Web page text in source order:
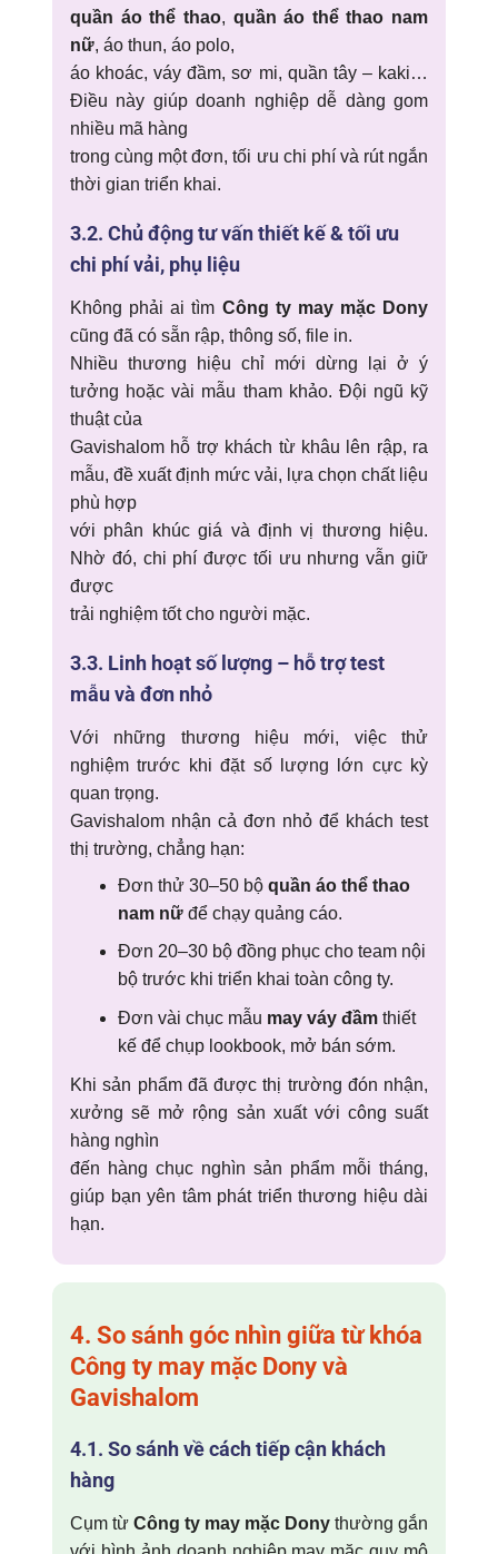
quần áo thể thao, quần áo thể thao nam
nữ, áo thun, áo polo,
áo khoác, váy đầm, sơ mi, quần tây – kaki…
Điều này giúp doanh nghiệp dễ dàng gom
nhiều mã hàng
trong cùng một đơn, tối ưu chi phí và rút ngắn
thời gian triển khai.
3.2. Chủ động tư vấn thiết kế & tối ưu
chi phí vải, phụ liệu
Không phải ai tìm Công ty may mặc Dony
cũng đã có sẵn rập, thông số, file in.
Nhiều thương hiệu chỉ mới dừng lại ở ý
tưởng hoặc vài mẫu tham khảo. Đội ngũ kỹ
thuật của
Gavishalom hỗ trợ khách từ khâu lên rập, ra
mẫu, đề xuất định mức vải, lựa chọn chất liệu
phù hợp
với phân khúc giá và định vị thương hiệu.
Nhờ đó, chi phí được tối ưu nhưng vẫn giữ
được
trải nghiệm tốt cho người mặc.
3.3. Linh hoạt số lượng – hỗ trợ test
mẫu và đơn nhỏ
Với những thương hiệu mới, việc thử
nghiệm trước khi đặt số lượng lớn cực kỳ
quan trọng.
Gavishalom nhận cả đơn nhỏ để khách test
thị trường, chẳng hạn:
Đơn thử 30–50 bộ quần áo thể thao
nam nữđể chạy quảng cáo.
Đơn 20–30 bộ đồng phục cho team nội
bộ trước khi triển khai toàn công ty.
Đơn vài chục mẫu may váy đầmthiết
kế để chụp lookbook, mở bán sớm.
Khi sản phẩm đã được thị trường đón nhận,
xưởng sẽ mở rộng sản xuất với công suất
hàng nghìn
đến hàng chục nghìn sản phẩm mỗi tháng,
giúp bạn yên tâm phát triển thương hiệu dài
hạn.
4. So sánh góc nhìn giữa từ khóa
Công ty may mặc Dony và
Gavishalom
4.1. So sánh về cách tiếp cận khách
hàng
Cụm từ Công ty may mặc Dony thường gắn